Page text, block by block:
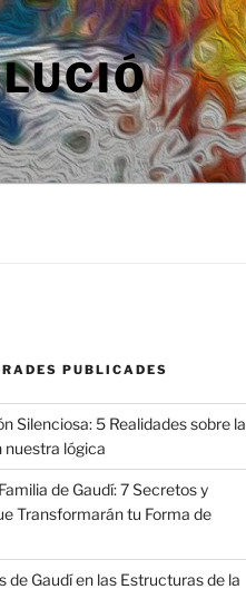
PUBLICADES
Silenciosa: 5 Realidades sobre la
nuestra lógica
de Gaudí: 7 Secretos y
Transformarán tu Forma de
de Gaudí en las Estructuras de la